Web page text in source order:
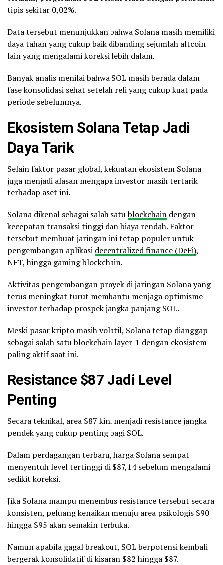
tipis sekitar 0,02%.
Data tersebut menunjukkan bahwa Solana masih memiliki
daya tahan yang cukup baik dibanding sejumlah altcoin
lain yang mengalami koreksi lebih dalam.
Banyak analis menilai bahwa SOL masih berada dalam
fase konsolidasi sehat setelah reli yang cukup kuat pada
periode sebelumnya.
Ekosistem Solana Tetap Jadi
Daya Tarik
Selain faktor pasar global, kekuatan ekosistem Solana
juga menjadi alasan mengapa investor masih tertarik
terhadap aset ini.
Solana dikenal sebagai salah satublockchain dengan
kecepatan transaksi tinggi dan biaya rendah. Faktor
tersebut membuat jaringan ini tetap populer untuk
pengembangan aplikasi decentralized finance (DeFi),
NFT, hingga gaming blockchain.
Aktivitas pengembangan proyek di jaringan Solana yang
terus meningkat turut membantu menjaga optimisme
investor terhadap prospek jangka panjang SOL.
Meski pasar kripto masih volatil, Solana tetap dianggap
sebagai salah satu blockchain layer-1 dengan ekosistem
paling aktif saat ini.
Resistance $87 Jadi Level
Penting
Secara teknikal, area $87 kini menjadi resistance jangka
pendek yang cukup penting bagi SOL.
Dalam perdagangan terbaru, harga Solana sempat
menyentuh level tertinggi di $87,14 sebelum mengalami
sedikit koreksi.
Jika Solana mampu menembus resistance tersebut secara
konsisten, peluang kenaikan menuju area psikologis $90
hingga $95 akan semakin terbuka.
Namun apabila gagal breakout, SOL berpotensi kembali
bergerak konsolidatif di kisaran $82 hingga $87.